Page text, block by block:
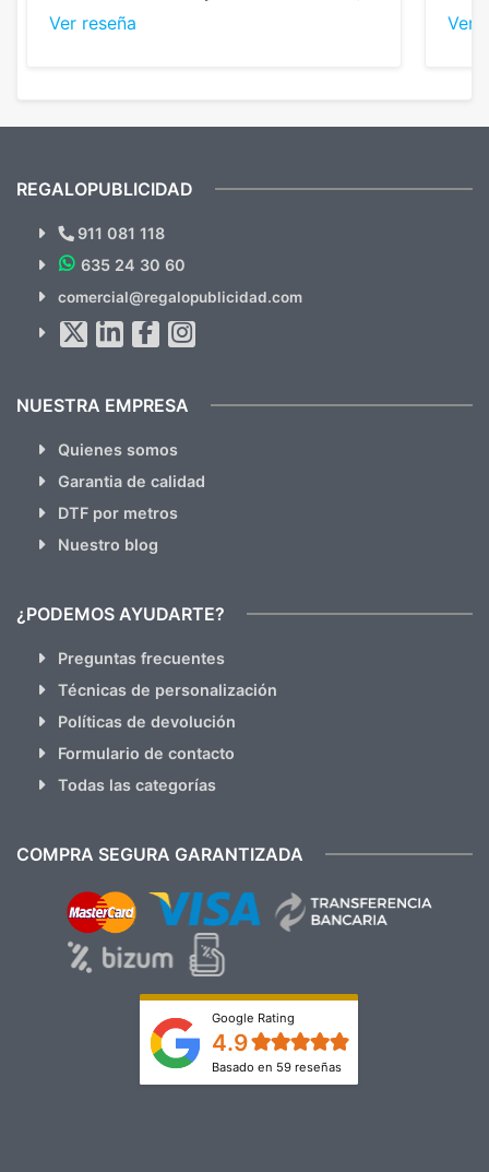
diferencia, con libretas de muy buena calidad
Ver reseña Ver
¿Quieres ver nuestras últimas
Novedades y Ofertas?
hacemos Spam)
REGALOPUBLICIDAD
911 081 118
635 24 30 60
comercial@regalopublicidad.com
NUESTRA EMPRESA
Quienes somos
Garantia de calidad
DTF por metros
Nuestro blog
¿PODEMOS AYUDARTE?
Preguntas frecuentes
Técnicas de personalización
Políticas de devolución
Formulario de contacto
Todas las categorías
COMPRA SEGURA GARANTIZADA
Google Rating
4.9
Basado en 59 reseñas